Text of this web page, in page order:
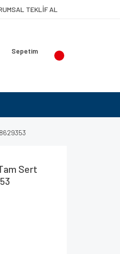
TEKLİF AL
Sepetim
Sert